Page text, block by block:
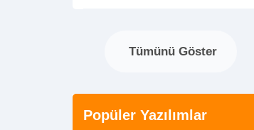
Tümünü Göster
Popüler Yazılımlar